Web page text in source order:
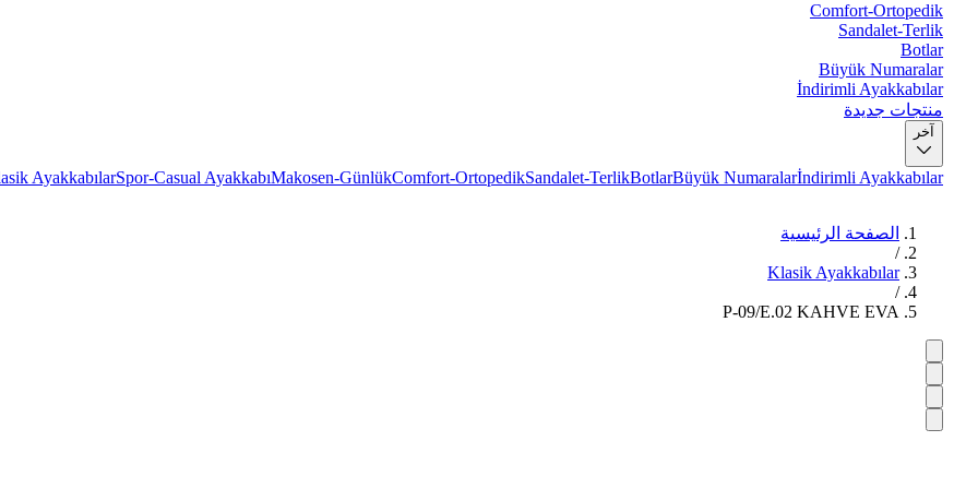
Comfort-Ortopedik
Sandalet-Terlik
Botlar
Büyük Numaralar
İndirimli Ayakkabılar
منتجات جديدة
آخر
AyakkabılarSpor-Casual AyakkabıMakosen-GünlükComfort-OrtopedikSandalet-TerlikBotlarBüyük Numaralarİndirimli Ayakkabılar
الصفحة الرئيسية
/
Klasik Ayakkabılar
/
P-09/E.02 KAHVE EVA